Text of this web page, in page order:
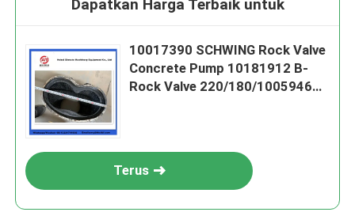
Dapatkan Harga Terbaik untuk
10017390 SCHWING Rock Valve
Concrete Pump 10181912 B-
Rock Valve 220/180/10059467
Terus